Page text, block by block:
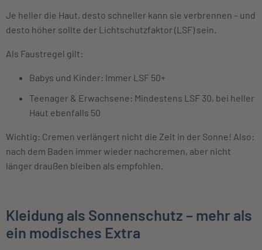
Je heller die Haut, desto schneller kann sie verbrennen – und
desto höher sollte der Lichtschutzfaktor (LSF) sein.
Als Faustregel gilt:
Babys und Kinder: Immer LSF 50+
Teenager & Erwachsene: Mindestens LSF 30, bei heller
Haut ebenfalls 50
Wichtig: Cremen verlängert nicht die Zeit in der Sonne! Also:
nach dem Baden immer wieder nachcremen, aber nicht
länger draußen bleiben als empfohlen.
Kleidung als Sonnenschutz – mehr als
ein modisches Extra